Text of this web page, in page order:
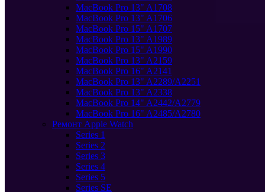
MacBook Pro 13" A1708
MacBook Pro 13" A1706
MacBook Pro 15" A1707
MacBook Pro 13" A1989
MacBook Pro 15" A1990
MacBook Pro 13" A2159
MacBook Pro 16" A2141
MacBook Pro 13" A2289/A2251
MacBook Pro 13" A2338
MacBook Pro 14" A2442/A2779
MacBook Pro 16" A2485/A2780
Ремонт Apple Watch
Series 1
Series 2
Series 3
Series 4
Series 5
Series SE